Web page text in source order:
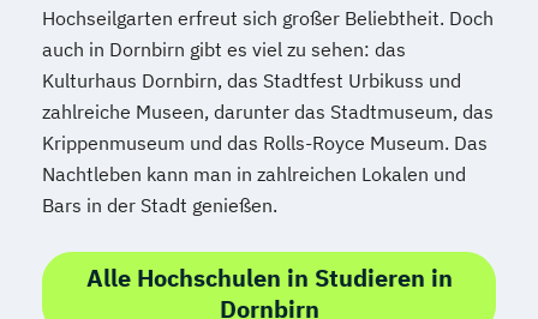
Hochseilgarten erfreut sich großer Beliebtheit. Doch
auch in Dornbirn gibt es viel zu sehen: das
Kulturhaus Dornbirn, das Stadtfest Urbikuss und
zahlreiche Museen, darunter das Stadtmuseum, das
Krippenmuseum und das Rolls-Royce Museum. Das
Nachtleben kann man in zahlreichen Lokalen und
Bars in der Stadt genießen.
Alle Hochschulen in Studieren in
Dornbirn